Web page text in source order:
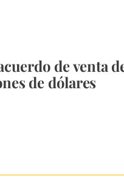
de venta
de dólares